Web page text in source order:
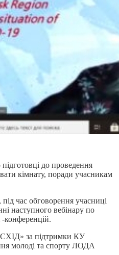
до проведення
кімнату, поради учасникам
час обговорення учасниці
наступного вебінару по
конференцій.
за підтримки КУ
молоді та спорту ЛОДА